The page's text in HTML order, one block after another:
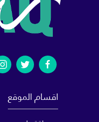
اقسام الموقع